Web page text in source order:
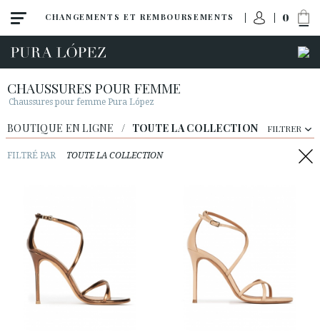
CHANGEMENTS ET REMBOURSEMENTS 0
Toute la collection
Noveautés
Compensées
Talon haut
Talon moyen
Chaussures plates
CHAUSSURES POUR FEMME
Chaussures pour femme Pura López
BOUTIQUE EN LIGNE / TOUTE LA COLLECTION FILTRER
FILTRÉ PAR TOUTE LA COLLECTION